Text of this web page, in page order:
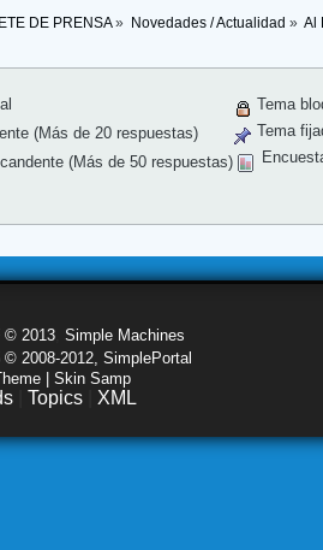
DE PRENSA» Novedades / Actualidad » Al
(Más de 20 respuestas)
(Más de 50 respuestas)
Tema
Tema
© 2013 Simple Machines
2008-2012, SimplePortal
| Skin Samp
Topics XML